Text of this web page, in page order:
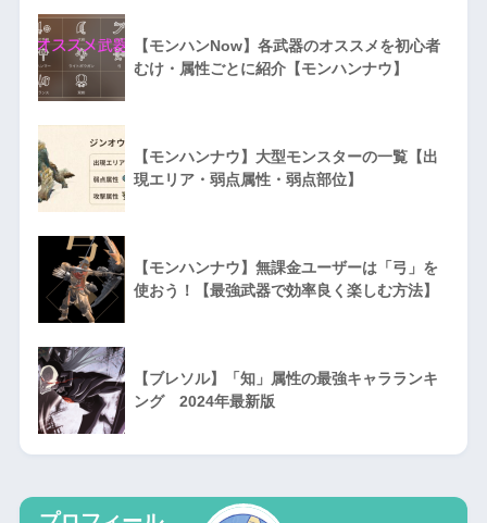
【モンハンNow】各武器のオススメを初心者
むけ・属性ごとに紹介【モンハンナウ】
【モンハンナウ】大型モンスターの一覧【出
現エリア・弱点属性・弱点部位】
【モンハンナウ】無課金ユーザーは「弓」を
使おう！【最強武器で効率良く楽しむ方法】
【ブレソル】「知」属性の最強キャラランキ
ング 2024年最新版